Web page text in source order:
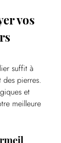
vos
suffit à
des pierres.
et
meilleure